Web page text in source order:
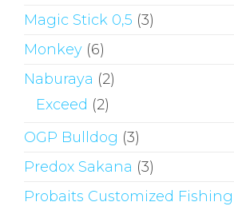
Magic Stick 0,5 (3)
Monkey (6)
Naburaya (2)
Exceed (2)
OGP Bulldog (3)
Predox Sakana (3)
Probaits Customized Fishing